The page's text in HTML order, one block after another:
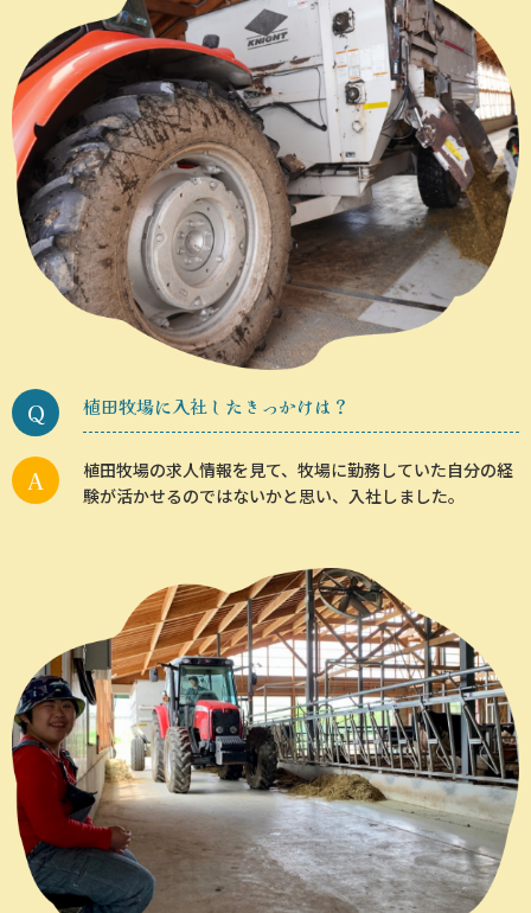
植田牧場に入社したきっかけは？
植田牧場の求人情報を見て、牧場に勤務していた自分の経
験が活かせるのではないかと思い、入社しました。